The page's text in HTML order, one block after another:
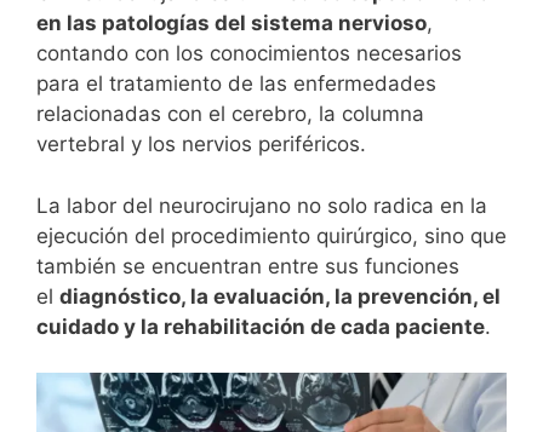
en las patologías del sistema nervioso,
contando con los conocimientos necesarios
para el tratamiento de las enfermedades
relacionadas con el cerebro, la columna
vertebral y los nervios periféricos.
La labor del neurocirujano no solo radica en la
ejecución del procedimiento quirúrgico, sino que
también se encuentran entre sus funciones
el diagnóstico, la evaluación, la prevención, el
cuidado y la rehabilitación de cada paciente.